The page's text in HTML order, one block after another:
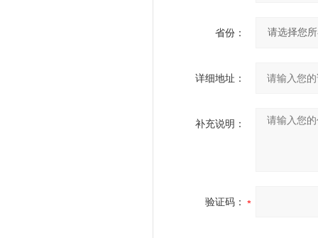
省份：
详细地址：
补充说明：
验证码：